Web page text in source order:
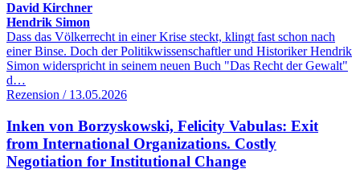
David Kirchner
Hendrik Simon
Dass das Völkerrecht in einer Krise steckt, klingt fast schon nach
einer Binse. Doch der Politikwissenschaftler und Historiker Hendrik
Simon widerspricht in seinem neuen Buch "Das Recht der Gewalt"
d…
Rezension / 13.05.2026
Inken von Borzyskowski, Felicity Vabulas: Exit
from International Organizations. Costly
Negotiation for Institutional Change